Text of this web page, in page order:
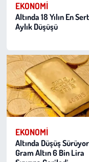
EKONOMI
Altında 18 Yılın En Sert
Aylık Düşüşü
EKONOMI
Altında Düşüş
Gram Altın 6 Bin Lira